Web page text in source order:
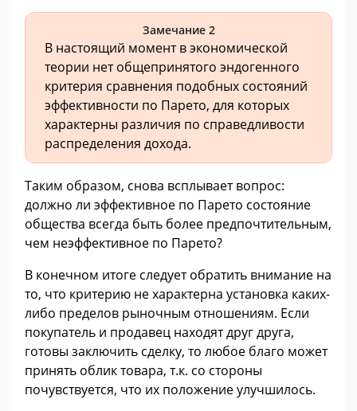
Замечание 2
В настоящий момент в экономической
теории нет общепринятого эндогенного
критерия сравнения подобных состояний
эффективности по Парето, для которых
характерны различия по справедливости
распределения дохода.
Таким образом, снова всплывает вопрос:
должно ли эффективное по Парето состояние
общества всегда быть более предпочтительным,
чем неэффективное по Парето?
В конечном итоге следует обратить внимание на
то, что критерию не характерна установка каких-
либо пределов рыночным отношениям. Если
покупатель и продавец находят друг друга,
готовы заключить сделку, то любое благо может
принять облик товара, т.к. со стороны
почувствуется, что их положение улучшилось.